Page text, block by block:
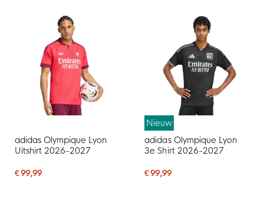
adidas Olympique Lyon
Uitshirt 2026-2027
€ 99,99
Nieuw
adidas Olympique Lyon
3e Shirt 2026-2027
€ 99,99